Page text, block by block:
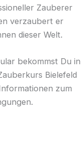
Zauberer
verzaubert er
dieser Welt.
bekommst Du in
Bielefeld
zum